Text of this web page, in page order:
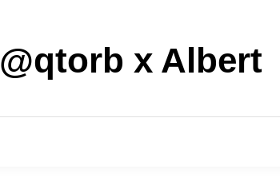
@qtorb x Albert